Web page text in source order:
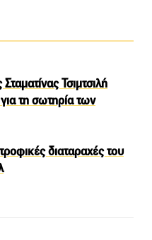
Τσιμτσιλή
τη σωτηρία των
διαταραχές του